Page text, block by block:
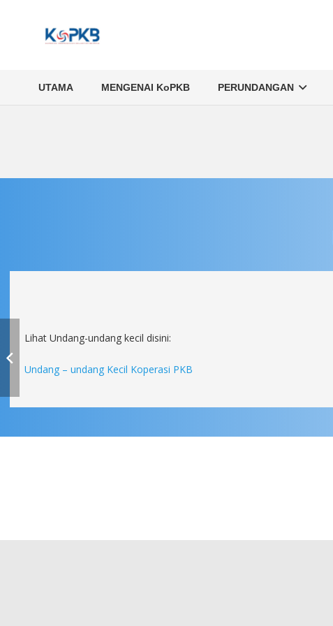
UTAMA MENGENAI KoPKB PERUNDANGAN
Lihat Undang-undang kecil disini:
Undang – undang Kecil Koperasi PKB